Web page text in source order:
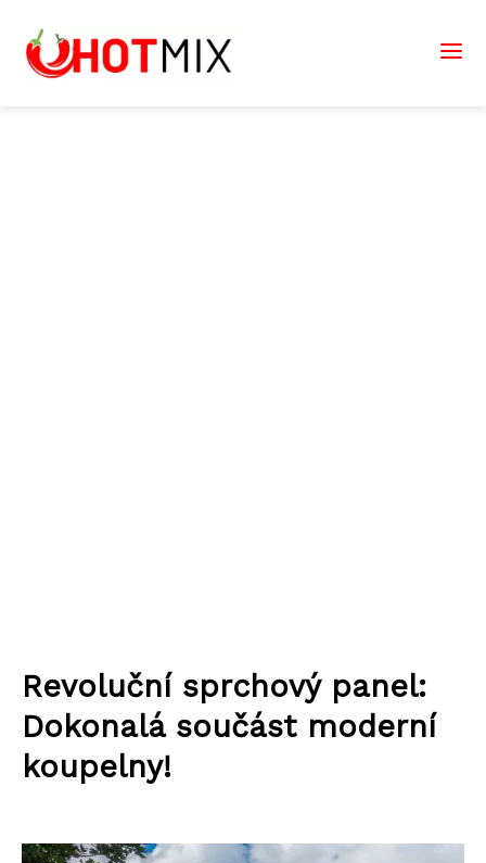
Revoluční sprchový panel:
Dokonalá součást moderní
koupelny!